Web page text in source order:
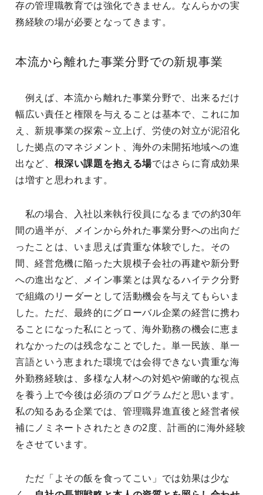
存の管理職教育では強化できません。なんらかの実
務経験の場が必要となってきます。
本流から離れた事業分野での新規事業
例えば、本流から離れた事業分野で、出来るだけ
幅広い責任と権限を与えることは基本で、これに加
え、新規事業の探索～立上げ、労使の対立が泥沼化
した拠点のマネジメント、海外の未開拓地域への進
出など、 根深い課題を抱える場ではさらに育成効果
は増すと思われます。
私の場合、入社以来執行役員になるまでの約30年
間の過半が、メインから外れた事業分野への出向だ
ったことは、いま思えば貴重な体験でした。その
間、経営危機に陥った大規模子会社の再建や新分野
への進出など、メイン事業とは異なるハイテク分野
で組織のリーダーとして活動機会を与えてもらいま
した。ただ、最終的にグローバル企業の経営に携わ
ることになった私にとって、海外勤務の機会に恵ま
れなかったのは残念なことでした。単一民族、単一
言語という恵まれた環境では会得できない貴重な海
外勤務経験は、多様な人材への対処や俯瞰的な視点
を養う上で今後は必須のプログラムだと思います。
私の知るある企業では、管理職昇進直後と経営者候
補にノミネートされたときの2度、計画的に海外経験
をさせています。
ただ「よその飯を食ってこい」では効果は少な